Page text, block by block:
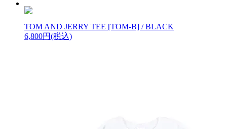
TOM AND JERRY TEE [TOM-B] / BLACK
6,800円(税込)